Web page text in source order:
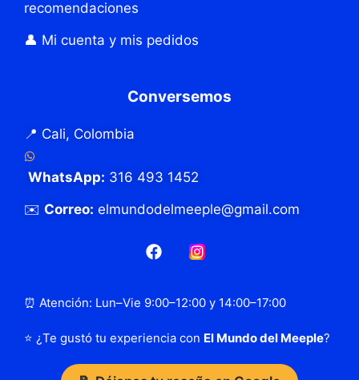
recomendaciones
👤 Mi cuenta y mis pedidos
Conversemos
📍 Cali, Colombia
WhatsApp: 316 493 1452
✉️ Correo: elmundodelmeeple@gmail.com
⏰ Atención: Lun–Vie 9:00–12:00 y 14:00–17:00
⭐ ¿Te gustó tu experiencia con El Mundo del Meeple?